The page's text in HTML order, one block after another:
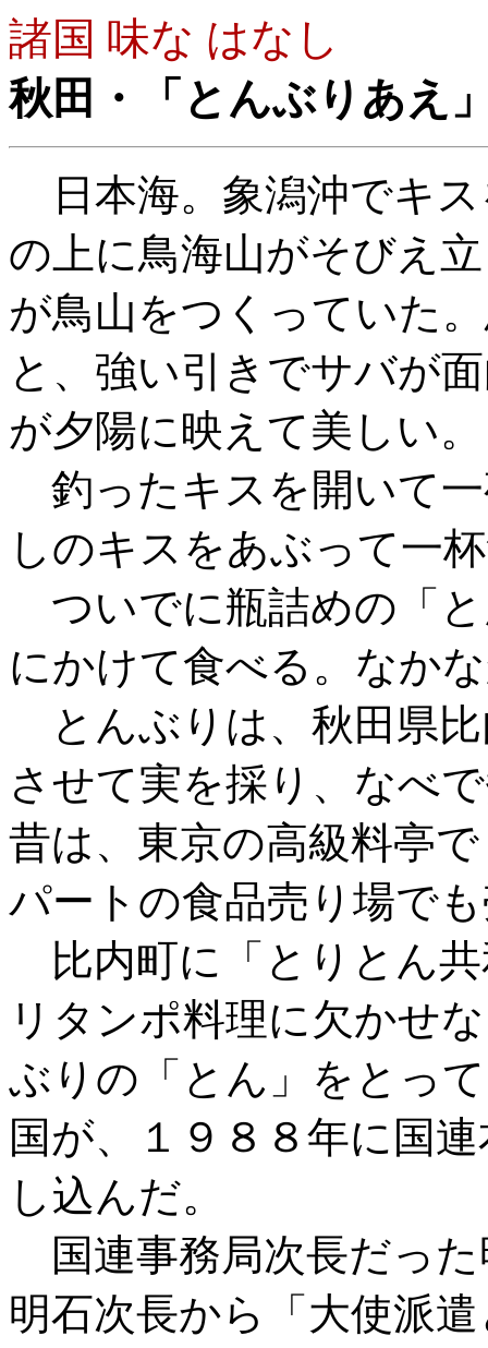
諸国 味な はなし
秋田・「とんぶりあえ
日本海。象潟沖でキ
の上に鳥海山がそびえ
が鳥山をつくっていた
と、強い引きでサバが
が夕陽に映えて美しい。
釣ったキスを開いて
しのキスをあぶって一
ついでに瓶詰めの「
にかけて食べる。なか
とんぶりは、秋田県
させて実を採り、なべ
昔は、東京の高級料亭
パートの食品売り場で
比内町に「とりとん
リタンポ料理に欠かせ
ぶりの「とん」をとっ
国が、１９８８年に国
し込んだ。
国連事務局次長だった
明石次長から「大使派